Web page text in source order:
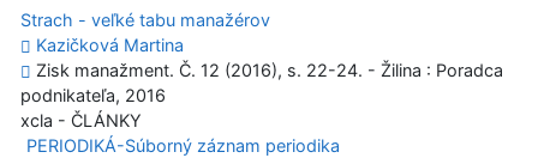
Strach - veľké tabu manažérov
Kazičková Martina
Zisk manažment. Č. 12 (2016), s. 22-24. - Žilina : Poradca
podnikateľa, 2016
xcla - ČLÁNKY
PERIODIKÁ-Súborný záznam periodika